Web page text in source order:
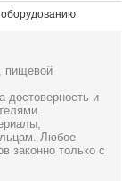
пищевой
достоверность и
Любое
законно только с